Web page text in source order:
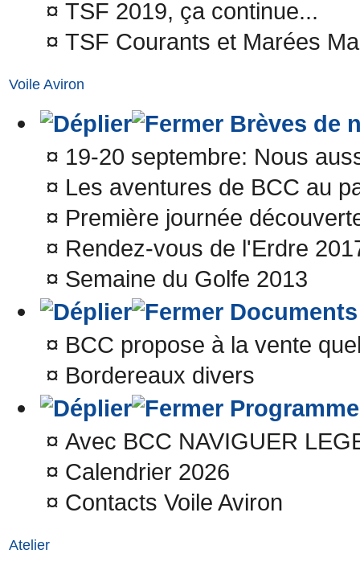
¤ TSF 2019, ça continue...
¤ TSF Courants et Marées
Voile Aviron
Brèves de
¤ 19-20 septembre: Nous
¤ Les aventures de BCC au
¤ Première journée
¤ Rendez-vous de l'Erdre
¤ Semaine du Golfe 2013
¤ BCC propose à la vente
¤ Bordereaux divers
¤ Avec BCC NAVIGUER
¤ Calendrier 2026
¤ Contacts Voile Aviron
Atelier